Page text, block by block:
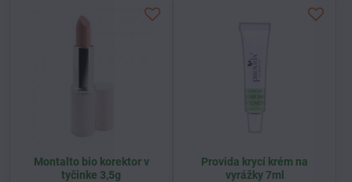
Montalto bio korektor v
tyčinke 3,5g
Provida krycí krém na
vyrážky 7ml